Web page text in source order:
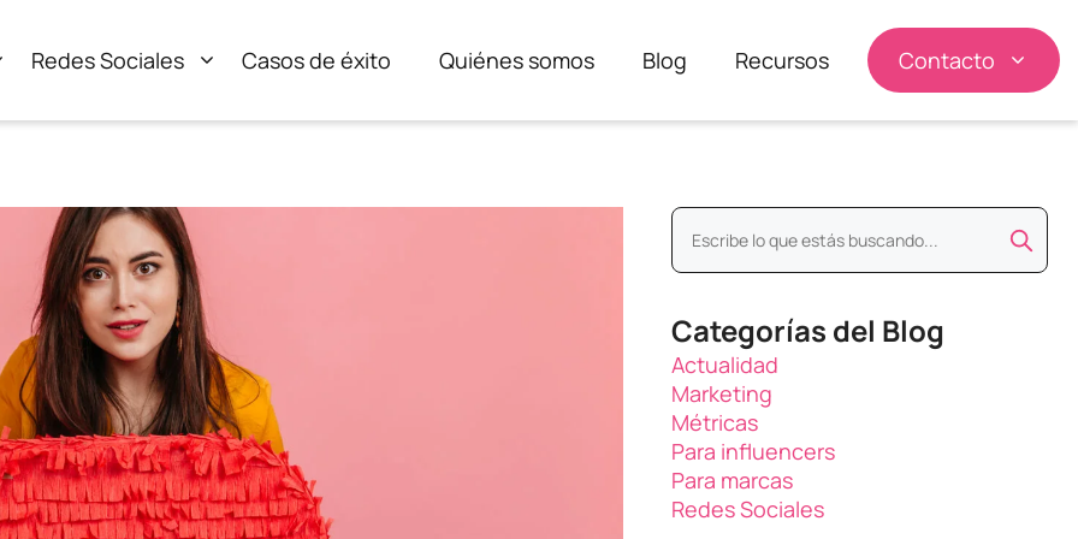
Redes Sociales Casos de éxito Quiénes somos Blog Recursos Contacto
Categorías del Blog
Actualidad
Marketing
Métricas
Para influencers
Para marcas
Redes Sociales